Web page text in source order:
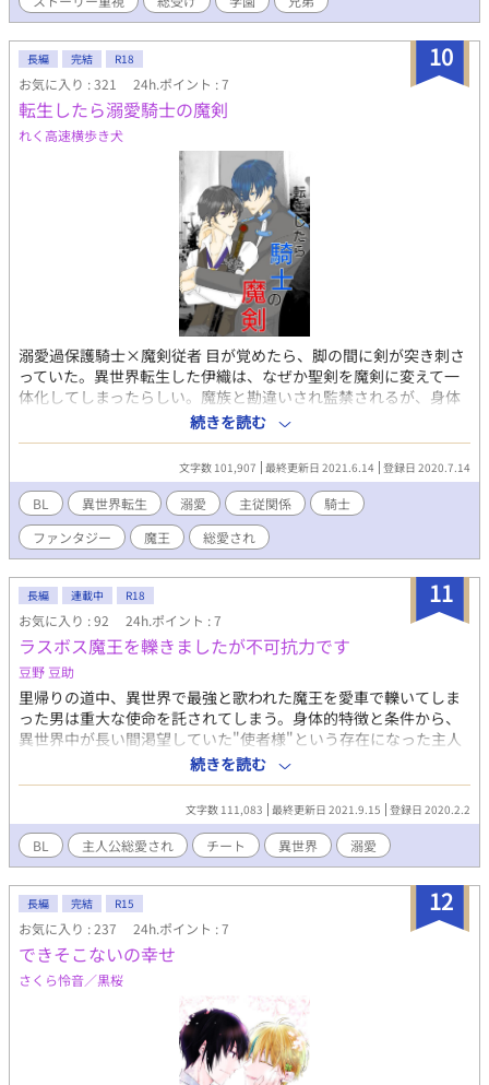
い「十傑」の第3位として君臨することとなった。 これは、強
さを得た少年、エルが自分の力で自由に生きていこうとする物
語。 ーー魔法学園編始動。 ※この物語はフィクションです。 ※更
新は大体1~3日置きになります。もう1つの小説「百地くんは愛さ
れる」と交互に更新していきますので、基本不定期です。 ※感想
やリクエストなども、ぜひぜひお待ちしております。 ※キャラの
何人かのイラストなども、下手ながらTwitterに投稿しております
ので、プロフィールから飛んでいただければ嬉しいです。
10
長編 完結 R18
お気に入り : 321 24h.ポイント : 7
転生したら溺愛騎士の魔剣
れく高速横歩き犬
溺愛過保護騎士×魔剣従者 目が覚めたら、脚の間に剣が突き刺さ
っていた。異世界転生した伊織は、なぜか聖剣を魔剣に変えて一
体化してしまったらしい。魔族と勘違いされ監禁されるが、身体
を使って魔剣服従を命令された騎士ヴェルジークに助けられる。
自分の身体と聖剣を元に戻す方法を探すために、身を引き受けて
くれた騎士ヴェルジークの溺愛をされながら従者イオとして生活
する事に。 ✼••┈┈⚠┈┈••✼ ・Ｒ１８オリジナルＢＬ （R18は※
表記あり） ・異世界転生 ・固定CP、主人公総愛され ・【Lv1だけ
ど魔王に挑んでいいですか？】と同じ世界観で時間軸はそれより
も少し過去の作品です。人類最大国家クラリシス王国が舞台。 ・
訪問、閲覧、ブクマ等ありがとうございます(*´ω｀*)暖かく見守
って下さると嬉しいです。 ・こちらの作品は、ムーンライトノベ
ルズ//フジョッシーでも掲載しております
続きを読む
文字数 101,907 最終更新日 2021.6.14 登録日 2020.7.14
BL 異世界転生 溺愛 主従関係
騎士
ファンタジー
魔王 総愛され
11
長編 連載中 R18
お気に入り : 92 24h.ポイント : 7
ラスボス魔王を轢きましたが不可抗力です
豆野 豆助
里帰りの道中、異世界で最強と歌われた魔王を愛車で轢いてしま
った男は重大な使命を託されてしまう。身体的特徴と条件から、
異世界中が長い間渇望していた"使者様"という存在になった主人
公。その独特な感性とおおらかな性格で周囲を振り回し、また振
り回され世界の平和の為に何とか問題を解決していくが、やがて
その存在が異世界全土を揺るがすものになる。 少々ポンコツな主
人公が色んな人に愛されながら世界を救おうと(実家に帰ろうと)
頑張るお話です。ご都合主義です。設定はゆるゆるです。 以下注
意点 ※手順を踏めば男性同士でも子供を授かれる世界ですが、本
編で導入するかは未定です。 ※主人公受けは固定ですが、美人攻
め・俺様攻め・ショタ攻めなどその他色々なカップリング要素を
含みます。 ※軽度の差別・戦争・暴力表現がごさいます。 こちら
の作品は他サイト様にも掲載させて頂いております。 2021-07-
02 全体的に修正しました。お話の流れはそのままです。
続きを読む
文字数 111,083 最終更新日 2021.9.15 登録日 2020.2.2
BL 主人公総愛され チート 異世界 溺愛
12
長編 完結 R15
お気に入り : 237 24h.ポイント : 7
できそこないの幸せ
さくら怜音／黒桜